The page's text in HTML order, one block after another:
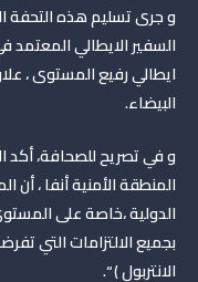
و جرى تسليم هذه التحفة
السفير الايطالي المعتمد
ايطالي رفيع المستوى ،
البيضاء.
و في تصريح للصحافة، أكد
المنطقة الأمنية أنفا ، أن
الدولية ،خاصة على
بجميع الالتزامات التي
الانتربول )“.